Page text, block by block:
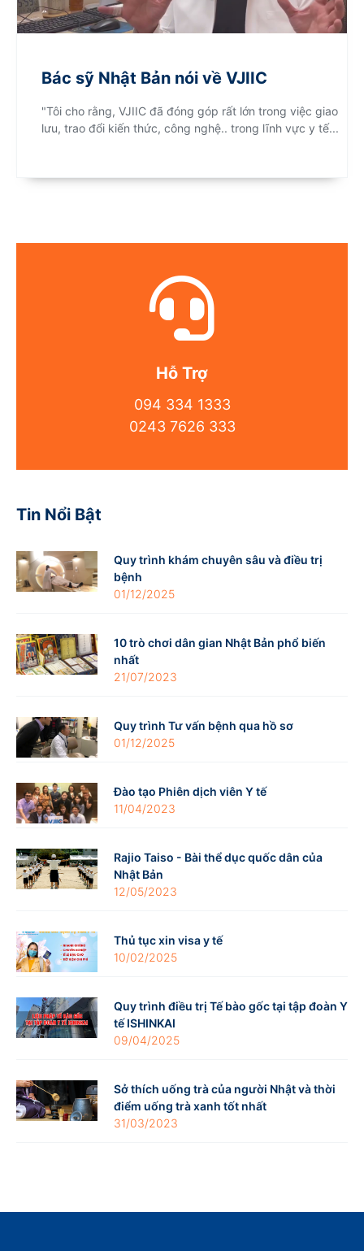
Bác sỹ Nhật Bản nói về VJIIC
"Tôi cho rằng, VJIIC đã đóng góp rất lớn trong việc giao
lưu, trao đổi kiến thức, công nghệ.. trong lĩnh vực y tế...
Hỗ Trợ
094 334 1333
0243 7626 333
Tin Nổi Bật
Quy trình khám chuyên sâu và điều trị
bệnh
01/12/2025
10 trò chơi dân gian Nhật Bản phổ biến
nhất
21/07/2023
Quy trình Tư vấn bệnh qua hồ sơ
01/12/2025
Đào tạo Phiên dịch viên Y tế
11/04/2023
Rajio Taiso - Bài thể dục quốc dân của
Nhật Bản
12/05/2023
Thủ tục xin visa y tế
10/02/2025
Quy trình điều trị Tế bào gốc tại tập đoàn Y
tế ISHINKAI
09/04/2025
Sở thích uống trà của người Nhật và thời
điểm uống trà xanh tốt nhất
31/03/2023